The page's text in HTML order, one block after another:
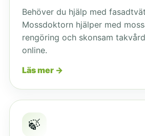
Behöver du hjälp med
Mossdoktorn hjälper med
rengöring och skonsam
online.
Läs mer →
🍃